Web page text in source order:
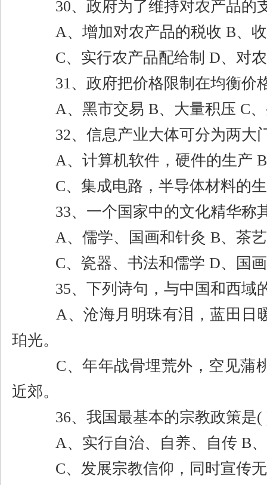
30、政府为了维持对农产品的
A、增加对农产品的税收 B、
C、实行农产品配给制 D、对
31、政府把价格限制在均衡价
A、黑市交易 B、大量积压 C
32、信息产业大体可分为两大
A、计算机软件，硬件的生产 B
C、集成电路，半导体材料的
33、一个国家中的文化精华称
A、儒学、国画和针灸 B、茶
C、瓷器、书法和儒学 D、国
35、下列诗句，与中国和西域
A、沧海月明珠有泪，蓝田日
珀光。
C、年年战骨埋荒外，空见蒲
近郊。
36、我国最基本的宗教政策是(
A、实行自治、自养、自传 B
C、发展宗教信仰，同时宣传